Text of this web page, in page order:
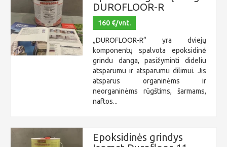
DUROFLOOR-R
160 €/vnt.
„DUROFLOOR-R“ yra dviejų
komponentų spalvota epoksidinė
grindu danga, pasižyminti dideliu
atsparumu ir atsparumu dilimui. Jis
atsparus organinėms ir
neorganinėms rūgštims, šarmams,
naftos...
Epoksidinės grindys